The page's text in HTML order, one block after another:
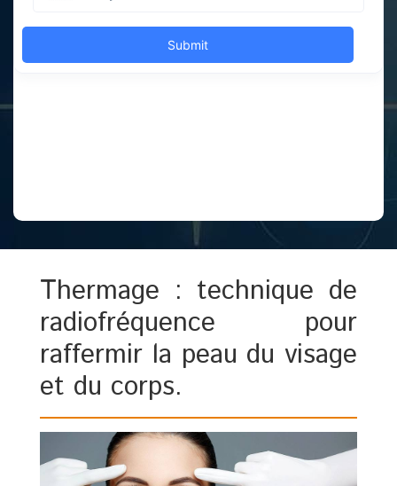
Thermage : technique de
radiofréquence pour
raffermir la peau du visage
et du corps.